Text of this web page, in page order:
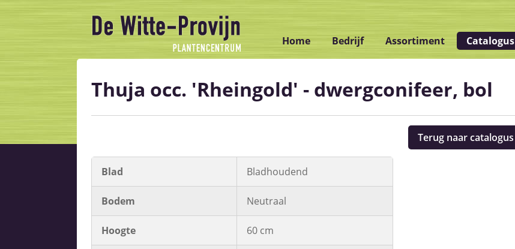
Home
Bedrijf Assortiment Catalogus
Thuja occ. 'Rheingold' - dwergconifeer, bol
Terug naar catalogus
Blad Bladhoudend
Bodem Neutraal
Hoogte 60 cm